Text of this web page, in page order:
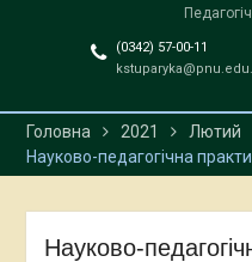
(0342) 57-00-11
Головна 2021 Лютий
Науково-педагогічна
Науково-